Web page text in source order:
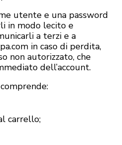
utente e una password
in modo lecito e
a terzi e a
in caso di perdita,
non autorizzato, che
dell’account.
carrello;